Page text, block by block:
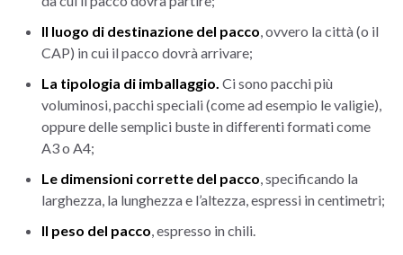
Il luogo di destinazione del pacco, ovvero la città (o il
CAP) in cui il pacco dovrà arrivare;
La tipologia di imballaggio. Ci sono pacchi più
voluminosi, pacchi speciali (come ad esempio le valigie),
oppure delle semplici buste in differenti formati come
A3 o A4;
Le dimensioni corrette del pacco, specificando la
larghezza, la lunghezza e l’altezza, espressi in centimetri;
Il peso del pacco, espresso in chili.